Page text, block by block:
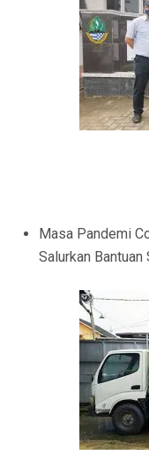
Masa Pandemi
Salurkan Bantuan